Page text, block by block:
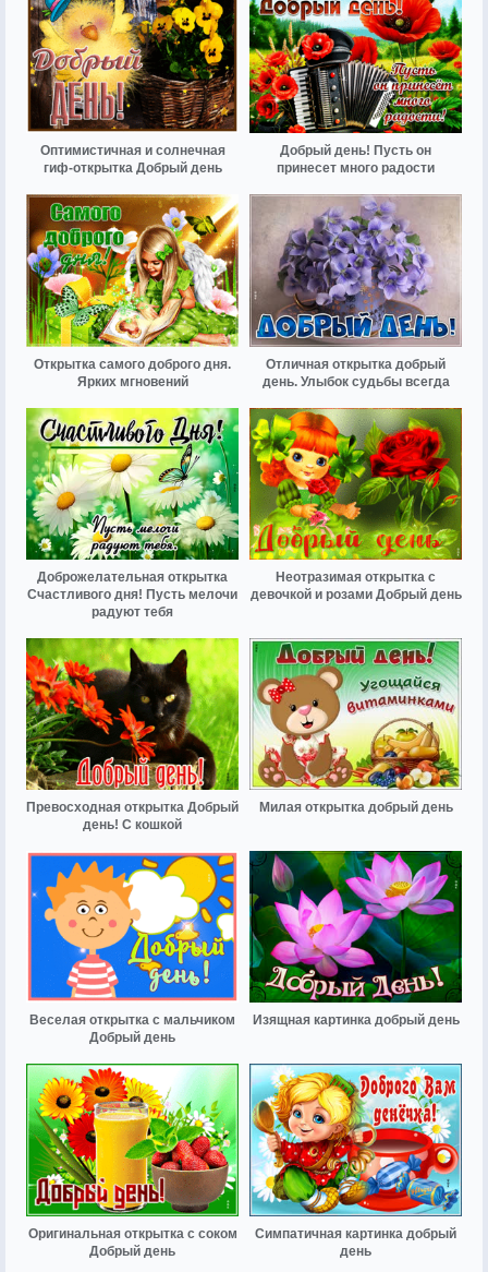
Оптимистичная и солнечная
гиф-открытка Добрый день
Добрый день! Пусть он
принесет много радости
Открытка самого доброго дня.
Ярких мгновений
Отличная открытка добрый
день. Улыбок судьбы всегда
Доброжелательная открытка
Счастливого дня! Пусть мелочи
радуют тебя
Неотразимая открытка с
девочкой и розами Добрый день
Превосходная открытка Добрый
день! С кошкой
Милая открытка добрый день
Веселая открытка с мальчиком
Добрый день
Изящная картинка добрый день
Оригинальная открытка с соком
Добрый день
Симпатичная картинка добрый
день